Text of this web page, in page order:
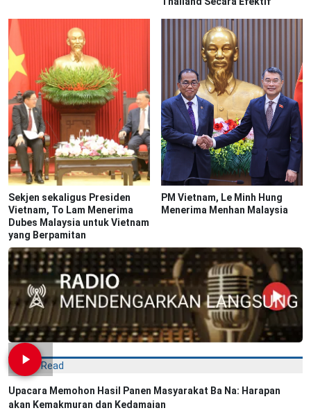
Sekjen sekaligus Presiden
Vietnam, To Lam Menerima
Dubes Malaysia untuk Vietnam
yang Berpamitan
PM Vietnam, Le Minh Hung
Menerima Menhan Malaysia
Most Read
Upacara Memohon Hasil Panen Masyarakat Ba Na: Harapan
akan Kemakmuran dan Kedamaian